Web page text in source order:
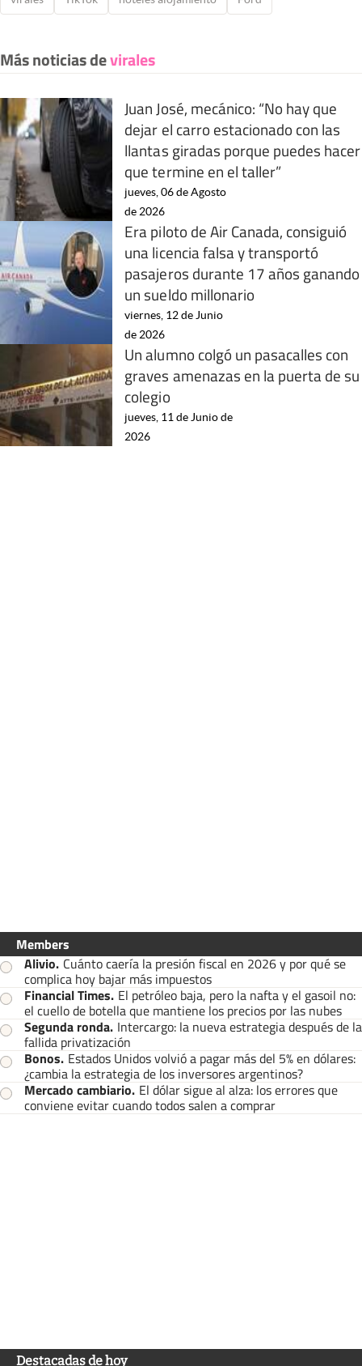
Más noticias devirales
Juan José, mecánico: “No hay que
dejar el carro estacionado con las
llantas giradas porque puedes hacer
que termine en el taller”
jueves, 06 de Agosto
de 2026
Era piloto de Air Canada, consiguió
una licencia falsa y transportó
pasajeros durante 17 años ganando
un sueldo millonario
viernes, 12 de Junio
de 2026
Un alumno colgó un pasacalles con
graves amenazas en la puerta de su
colegio
jueves, 11 de Junio de
2026
Members
Alivio. Cuánto caería la presión fiscal en 2026 y por qué se
complica hoy bajar más impuestos
Financial Times. El petróleo baja, pero la nafta y el gasoil no:
el cuello de botella que mantiene los precios por las nubes
Segunda ronda. Intercargo: la nueva estrategia después de la
fallida privatización
Bonos. Estados Unidos volvió a pagar más del 5% en dólares:
¿cambia la estrategia de los inversores argentinos?
Mercado cambiario. El dólar sigue al alza: los errores que
conviene evitar cuando todos salen a comprar
Destacadas de hoy